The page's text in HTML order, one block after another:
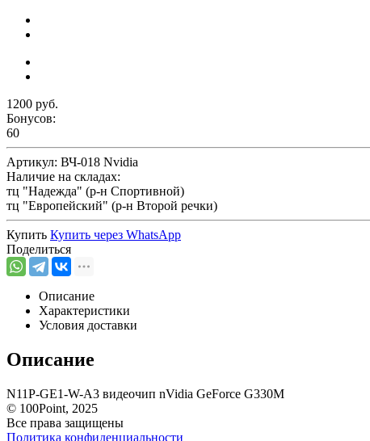
1200 руб.
Бонусов:
60
Артикул: ВЧ-018 Nvidia
Наличие на складах:
тц "Надежда" (р-н Спортивной)
тц "Европейский" (р-н Второй речки)
Купить Купить через WhatsApp
Поделиться
Описание
Характеристики
Условия доставки
Описание
N11P-GE1-W-A3 видеочип nVidia GeForce G330M
© 100Point, 2025
Все права защищены
Политика конфиденциальности